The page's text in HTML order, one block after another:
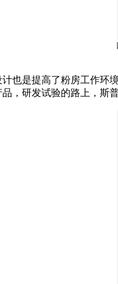
也是提高了粉房工作环
，研发试验的路上，斯